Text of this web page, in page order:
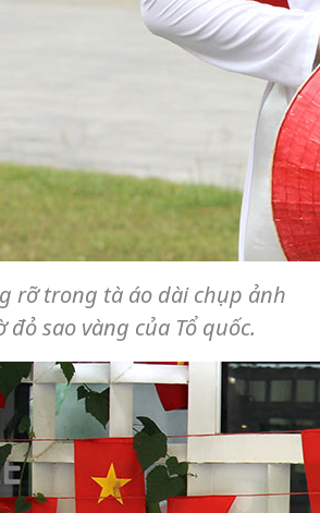
rỡ trong tà áo dài chụp ảnh
đỏ sao vàng của Tổ quốc.